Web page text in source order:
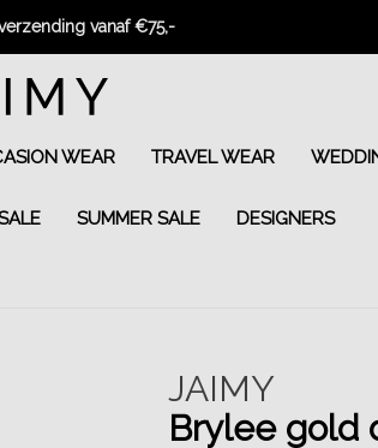
vanaf €75,-
WEAR TRAVEL WEAR
SUMMER SALE DESIGNERS
JAIMY
Brylee gold